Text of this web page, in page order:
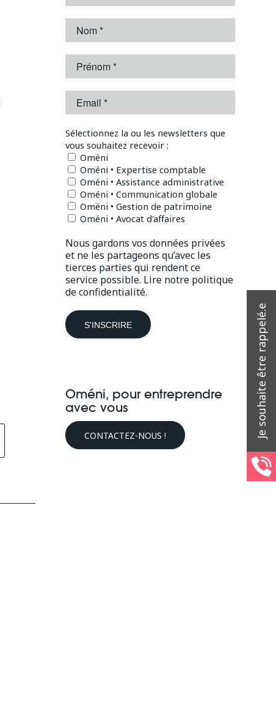
Sélectionnez la ou les newsletters que
vous souhaitez recevoir :
Oméni
Oméni • Expertise comptable
Oméni • Assistance administrative
Oméni • Communication globale
Oméni • Gestion de patrimoine
Oméni • Avocat d'affaires
Nous gardons vos données privées
et ne les partageons qu’avec les
tierces parties qui rendent ce
service possible. Lire notre politique
de confidentialité.
Oméni, pour entreprendre
avec vous
CONTACTEZ-NOUS !